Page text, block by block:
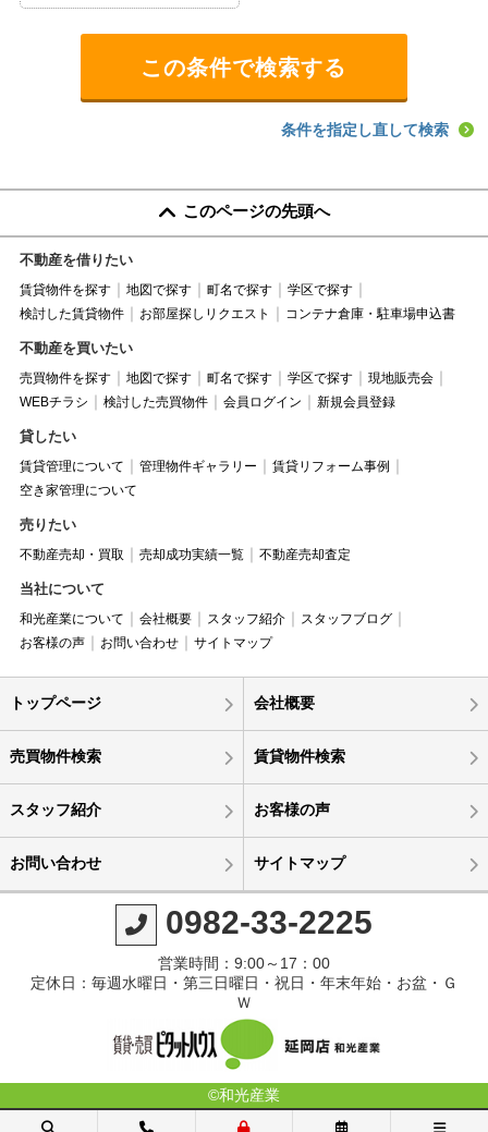
条件を指定し直して検索
このページの先頭へ
不動産を借りたい
賃貸物件を探す 地図で探す 町名で探す
学区で探す
検討した賃貸物件
お部屋探しリクエスト コンテナ倉庫・駐車場申込書
不動産を買いたい
売買物件を探す 地図で探す 町名で探す 学区で探す
現地販売会
WEBチラシ
検討した売買物件 会員ログイン 新規会員登録
貸したい
賃貸管理について 管理物件ギャラリー
賃貸リフォーム事例
空き家管理について
売りたい
不動産売却・買取 売却成功実績一覧 不動産売却査定
当社について
和光産業について 会社概要 スタッフ紹介
スタッフブログ
お客様の声
お問い合わせ サイトマップ
トップページ 会社概要
売買物件検索 賃貸物件検索
スタッフ紹介 お客様の声
お問い合わせ サイトマップ
0982-33-2225
営業時間：9:00～17：00
定休日：毎週水曜日・第三日曜日・祝日・年末年始・お盆・Ｇ
Ｗ
©和光産業